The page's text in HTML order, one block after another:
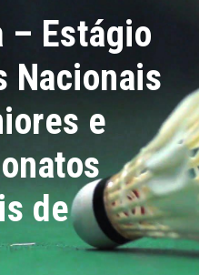
– Estágio
Nacionais
e
de